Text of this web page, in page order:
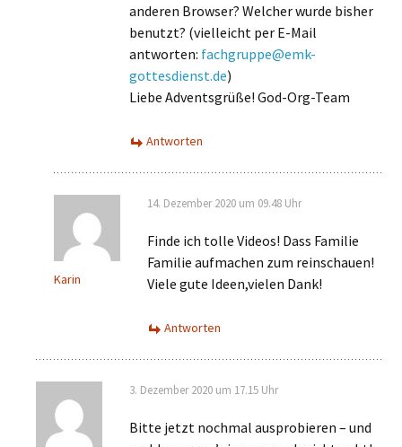
anderen Browser? Welcher wurde bisher
benutzt? (vielleicht per E-Mail
antworten: fachgruppe@emk-
gottesdienst.de)
Liebe Adventsgrüße! God-Org-Team
Antworten
Karin
14. Dezember 2020 um 09.48 Uhr
Finde ich tolle Videos! Dass Familie
Familie aufmachen zum reinschauen!
Viele gute Ideen,vielen Dank!
Antworten
3. Dezember 2020 um 17.15 Uhr
Bitte jetzt nochmal ausprobieren – und